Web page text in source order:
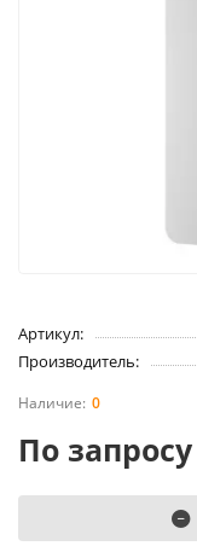
Артикул:
Производитель:
0
По запросу